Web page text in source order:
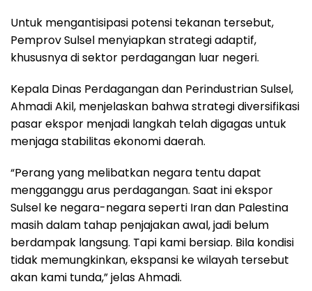
Untuk mengantisipasi potensi tekanan tersebut,
Pemprov Sulsel menyiapkan strategi adaptif,
khususnya di sektor perdagangan luar negeri.
Kepala Dinas Perdagangan dan Perindustrian Sulsel,
Ahmadi Akil, menjelaskan bahwa strategi diversifikasi
pasar ekspor menjadi langkah telah digagas untuk
menjaga stabilitas ekonomi daerah.
“Perang yang melibatkan negara tentu dapat
mengganggu arus perdagangan. Saat ini ekspor
Sulsel ke negara-negara seperti Iran dan Palestina
masih dalam tahap penjajakan awal, jadi belum
berdampak langsung. Tapi kami bersiap. Bila kondisi
tidak memungkinkan, ekspansi ke wilayah tersebut
akan kami tunda,” jelas Ahmadi.